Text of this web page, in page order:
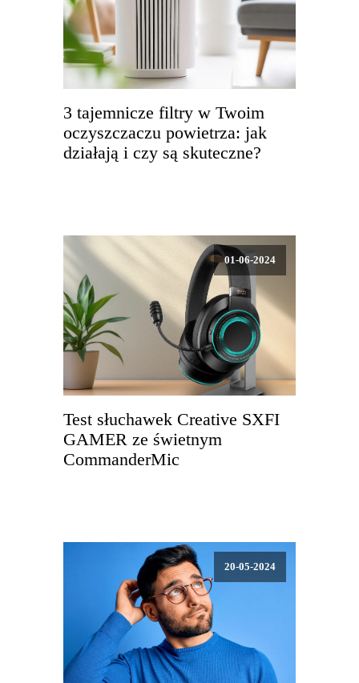
3 tajemnicze filtry w Twoim
oczyszczaczu powietrza: jak
działają i czy są skuteczne?
01-06-2024
Test słuchawek Creative SXFI
GAMER ze świetnym
CommanderMic
20-05-2024